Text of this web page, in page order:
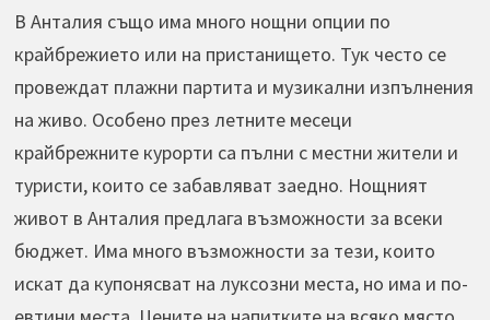
В Анталия също има много нощни опции по
крайбрежието или на пристанището. Тук често се
провеждат плажни партита и музикални изпълнения
на живо. Особено през летните месеци
крайбрежните курорти са пълни с местни жители и
туристи, които се забавляват заедно. Нощният
живот в Анталия предлага възможности за всеки
бюджет. Има много възможности за тези, които
искат да купонясват на луксозни места, но има и по-